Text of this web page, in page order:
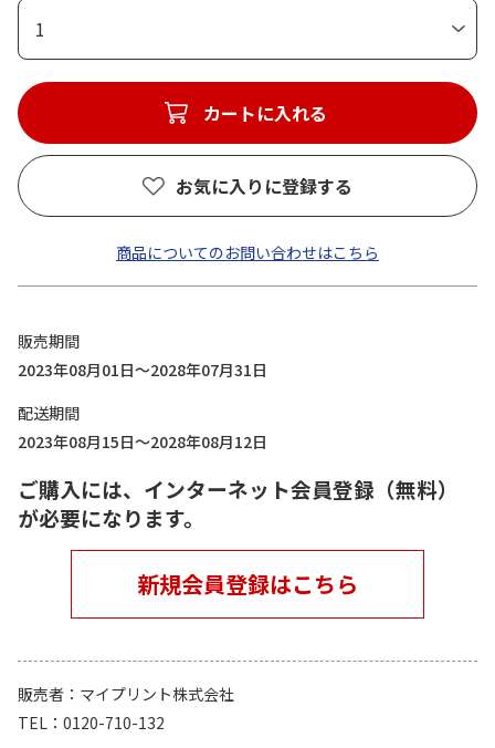
1
カートに入れる
お気に入りに登録する
商品についてのお問い合わせはこちら
販売期間
2023年08月01日～2028年07月31日
配送期間
2023年08月15日～2028年08月12日
ご購入には、インターネット会員登録（無料）
が必要になります。
新規会員登録はこちら
販売者
マイプリント株式会社
TEL
0120-710-132